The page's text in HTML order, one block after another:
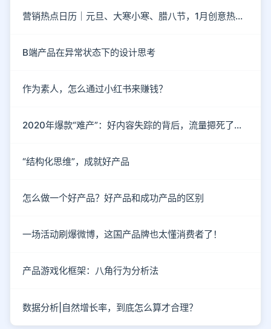
营销热点日历｜元旦、大寒小寒、腊八节，1月创意热点都在这
B端产品在异常状态下的设计思考
作为素人，怎么通过小红书来赚钱？
2020年爆款“难产”：好内容失踪的背后，流量摁死了内容
“结构化思维”，成就好产品
怎么做一个好产品？好产品和成功产品的区别
一场活动刷爆微博，这国产品牌也太懂消费者了！
产品游戏化框架：八角行为分析法
数据分析|自然增长率，到底怎么算才合理？